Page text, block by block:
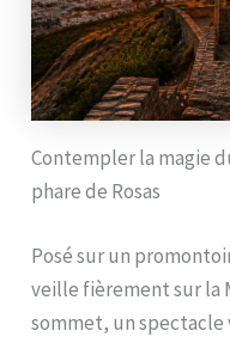
Contempler la magie
phare de Rosas
Posé sur un
veille fièrement sur la
sommet, un spectacle